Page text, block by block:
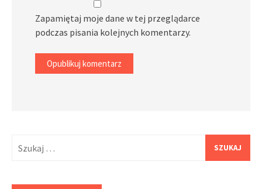
Zapamiętaj moje dane w tej przeglądarce
podczas pisania kolejnych komentarzy.